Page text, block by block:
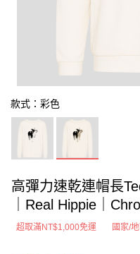
款式：彩色
高彈力速乾連帽長
｜Real Hippie｜
超取滿NT$1,000免運 國家/